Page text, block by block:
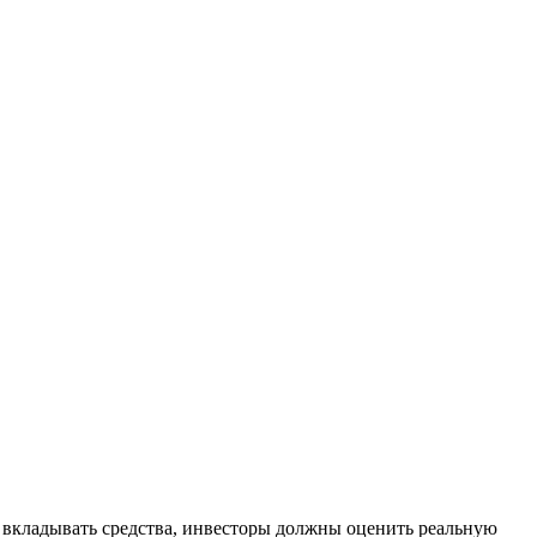
средства, инвесторы должны оценить реальную